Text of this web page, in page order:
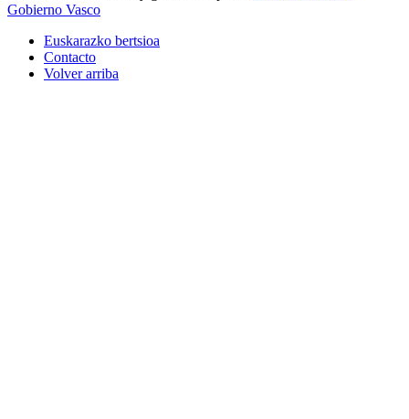
Gobierno Vasco
Euskarazko bertsioa
Contacto
Volver arriba